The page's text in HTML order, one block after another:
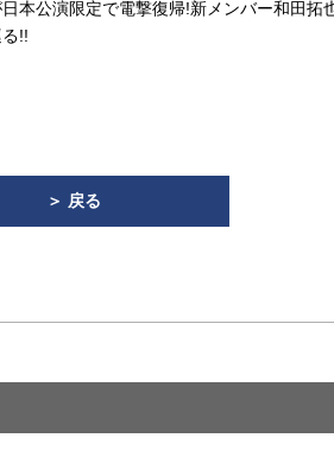
本公演限定で電撃復帰!新メンバー和田拓
!!
＞ 戻る